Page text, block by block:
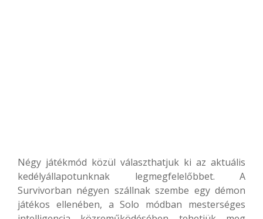
Négy játékmód közül választhatjuk ki az aktuális
kedélyállapotunknak legmegfelelőbbet. A
Survivorban négyen szállnak szembe egy démon
játékos ellenében, a Solo módban mesterséges